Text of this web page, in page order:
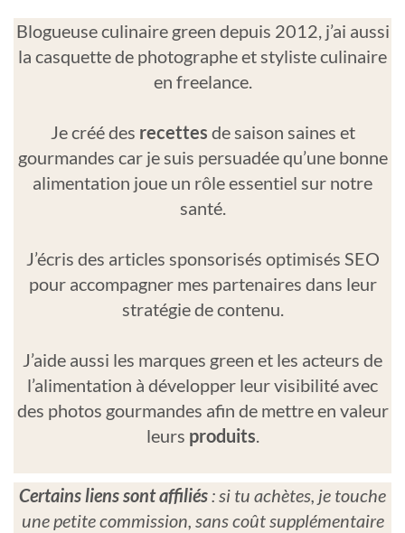
Blogueuse culinaire green depuis 2012, j’ai aussi
la casquette de photographe et styliste culinaire
en freelance.
Je créé des recettes de saison saines et
gourmandes car je suis persuadée qu’une bonne
alimentation joue un rôle essentiel sur notre
santé.
J’écris des articles sponsorisés optimisés SEO
pour accompagner mes partenaires dans leur
stratégie de contenu.
J’aide aussi les marques green et les acteurs de
l’alimentation à développer leur visibilité avec
des photos gourmandes afin de mettre en valeur
leurs produits
Certains liens sont affiliés : si tu achètes, je touche
une petite commission, sans coût supplémentaire